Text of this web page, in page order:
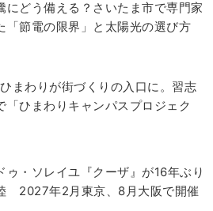
にどう備える？さいたま市で専門家
「節電の限界」と太陽光の選び方
まわりが街づくりの入口に。習志
「ひまわりキャンパスプロジェク
ゥ・ソレイユ『クーザ』が16年ぶり
2027年2月東京、8月大阪で開催